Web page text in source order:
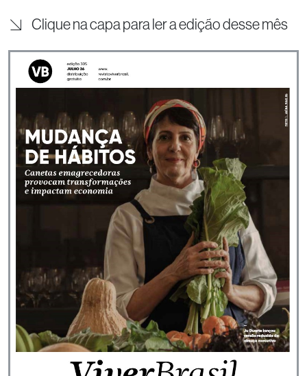
Clique na capa para ler a edição desse mês